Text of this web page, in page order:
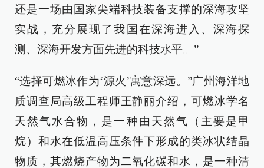
还是一场由国家尖端科技装备支撑的深海攻坚
实战，充分展现了我国在深海进入、深海探
测、深海开发方面先进的科技水平。”
“选择可燃冰作为‘源火’寓意深远。”广州海洋地
质调查局高级工程师王静丽介绍，可燃冰学名
天然气水合物，是一种由天然气（主要是甲
烷）和水在低温高压条件下形成的类冰状结晶
物质，其燃烧产物为二氧化碳和水，是一种清